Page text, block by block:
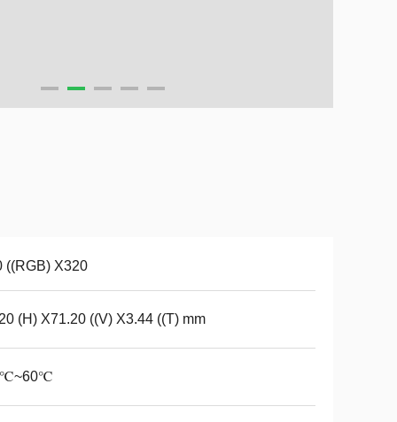
((RGB) X320
(H) X71.20 ((V) X3.44 ((T) mm